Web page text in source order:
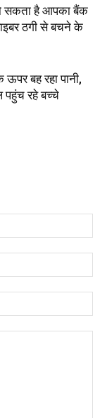
सकता है आपका बैंक
ठगी से बचने के
बह रहा पानी,
पहुंच रहे बच्चे